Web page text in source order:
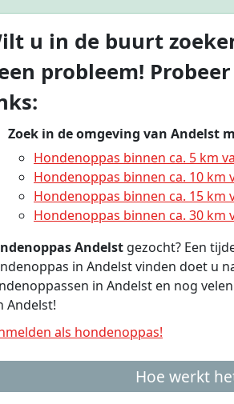
u in de buurt
probleem!
Zoek in de omgeving van Andelst
Hondenoppas binnen ca. 5 km
Hondenoppas binnen ca. 10 km
Hondenoppas binnen ca. 15 km
Hondenoppas binnen ca. 30 km
Andelst gezocht? Een
in Andelst vinden doet u
in Andelst en nog
Andelst!
als hondenoppas!
Hoe werkt